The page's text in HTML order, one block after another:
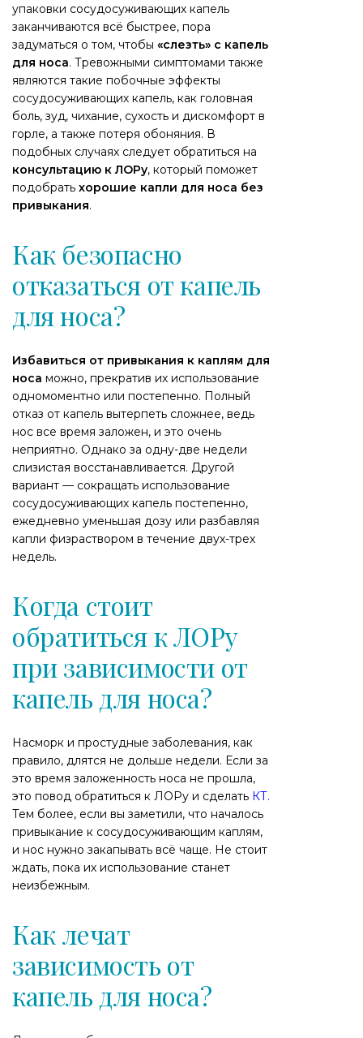
упаковки сосудосуживающих капель
заканчиваются всё быстрее, пора
задуматься о том, чтобы «слезть» с капель
для носа. Тревожными симптомами также
являются такие побочные эффекты
сосудосуживающих капель, как головная
боль, зуд, чихание, сухость и дискомфорт в
горле, а также потеря обоняния. В
подобных случаях следует обратиться на
консультацию к ЛОРу, который поможет
подобрать хорошие капли для носа без
привыкания.
Как безопасно
отказаться от капель
для носа?
Избавиться от привыкания к каплям для
носа можно, прекратив их использование
одномоментно или постепенно. Полный
отказ от капель вытерпеть сложнее, ведь
нос все время заложен, и это очень
неприятно. Однако за одну-две недели
слизистая восстанавливается. Другой
вариант — сокращать использование
сосудосуживающих капель постепенно,
ежедневно уменьшая дозу или разбавляя
капли физраствором в течение двух-трех
недель.
Когда стоит
обратиться к ЛОРу
при зависимости от
капель для носа?
Насморк и простудные заболевания, как
правило, длятся не дольше недели. Если за
это время заложенность носа не прошла,
это повод обратиться к ЛОРу и сделать КТ.
Тем более, если вы заметили, что началось
привыкание к сосудосуживающим каплям,
и нос нужно закапывать всё чаще. Не стоит
ждать, пока их использование станет
неизбежным.
Как лечат
зависимость от
капель для носа?